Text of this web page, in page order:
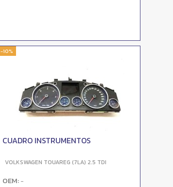
-10%
CUADRO INSTRUMENTOS
VOLKSWAGEN TOUAREG (7LA) 2.5 TDI
OEM: -